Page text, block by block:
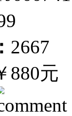
2667
880元